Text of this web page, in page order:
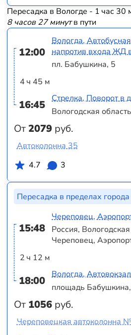
Пересадка в Вологде - 1 час 30
8 часов 27 минутв пути
12:00
4 ч 45 м
16:45
От2079 руб.
Вологда,
напротив входа ЖД
пл. Бабушкина, 5
Стрелка, Поворот в
Вологодская
Автоколонна 35
4.7
3
Пересадка в пределах города
15:48
2 ч 12 м
18:00
От 1056 руб.
Череповец,
Россия,
Череповец,
Вологда, Автовокзал
площадь
Череповецкая автоколонна